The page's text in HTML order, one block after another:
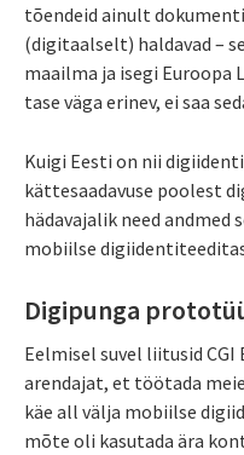
tõendeid ainult
(digitaalselt) haldavad –
maailma ja isegi Euroopa
tase väga erinev, ei saa
Kuigi Eesti on nii
kättesaadavuse poolest
hädavajalik need
mobiilse
Digipunga
Eelmisel suvel liitusid
arendajat, et töötada
käe all välja mobiilse
mõte oli kasutada ära